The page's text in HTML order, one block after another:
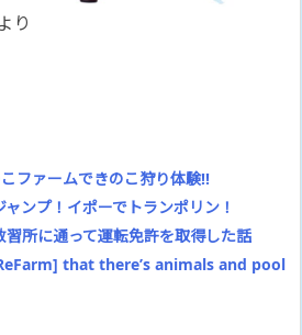
り
ファームできのこ狩り体験!!
ンプ！イポーでトランポリン！
所に通って運転免許を取得した話
that there’s animals and pool